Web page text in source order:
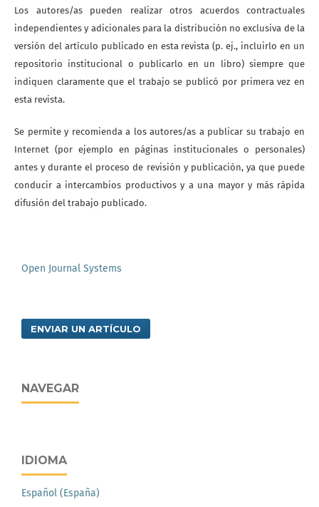
Los autores/as pueden realizar otros acuerdos contractuales
independientes y adicionales para la distribución no exclusiva de la
versión del artículo publicado en esta revista (p. ej., incluirlo en un
repositorio institucional o publicarlo en un libro) siempre que
indiquen claramente que el trabajo se publicó por primera vez en
esta revista.
Se permite y recomienda a los autores/as a publicar su trabajo en
Internet (por ejemplo en páginas institucionales o personales)
antes y durante el proceso de revisión y publicación, ya que puede
conducir a intercambios productivos y a una mayor y más rápida
difusión del trabajo publicado.
Open Journal Systems
ENVIAR UN ARTÍCULO
NAVEGAR
IDIOMA
Español (España)